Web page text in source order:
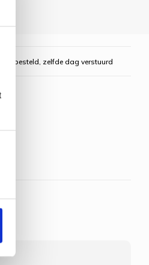
uur besteld, zelfde dag verstuurd